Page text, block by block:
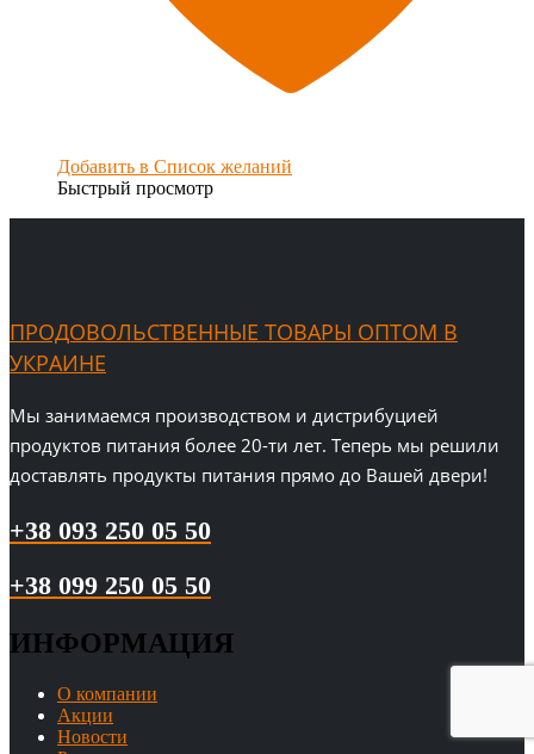
Добавить в Список желаний
Быстрый просмотр
ПРОДОВОЛЬСТВЕННЫЕ ТОВАРЫ ОПТОМ В
УКРАИНЕ
Мы занимаемся производством и дистрибуцией
продуктов питания более 20-ти лет. Теперь мы решили
доставлять продукты питания прямо до Вашей двери!
+38 093 250 05 50
+38 099 250 05 50
ИНФОРМАЦИЯ
О компании
Акции
Новости